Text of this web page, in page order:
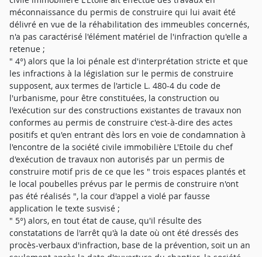
méconnaissance du permis de construire qui lui avait été
délivré en vue de la réhabilitation des immeubles concernés,
n'a pas caractérisé l'élément matériel de l'infraction qu'elle a
retenue ;
" 4°) alors que la loi pénale est d'interprétation stricte et que
les infractions à la législation sur le permis de construire
supposent, aux termes de l'article L. 480-4 du code de
l'urbanisme, pour être constituées, la construction ou
l'exécution sur des constructions existantes de travaux non
conformes au permis de construire c'est-à-dire des actes
positifs et qu'en entrant dès lors en voie de condamnation à
l'encontre de la société civile immobilière L'Etoile du chef
d'exécution de travaux non autorisés par un permis de
construire motif pris de ce que les " trois espaces plantés et
le local poubelles prévus par le permis de construire n'ont
pas été réalisés ", la cour d'appel a violé par fausse
application le texte susvisé ;
" 5°) alors, en tout état de cause, qu'il résulte des
constatations de l'arrêt qu'à la date où ont été dressés des
procès-verbaux d'infraction, base de la prévention, soit un an